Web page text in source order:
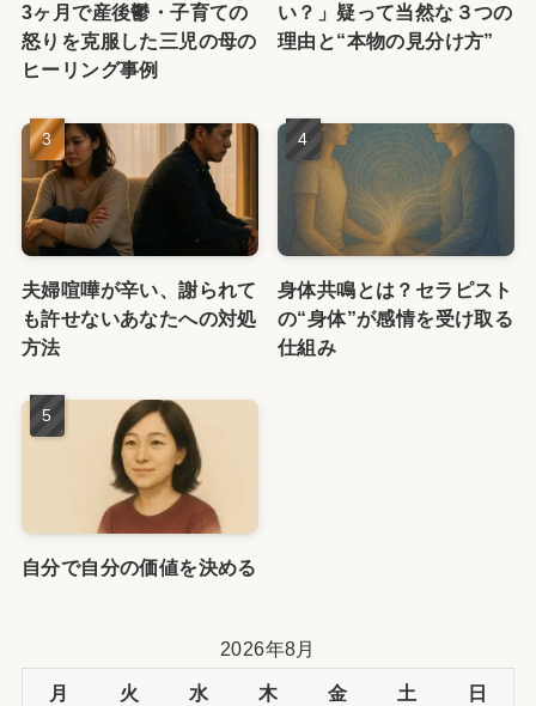
3ヶ月で産後鬱・子育ての
怒りを克服した三児の母の
ヒーリング事例
い？」疑って当然な３つの
理由と“本物の見分け方”
夫婦喧嘩が辛い、謝られて
も許せないあなたへの対処
方法
身体共鳴とは？セラピスト
の“身体”が感情を受け取る
仕組み
自分で自分の価値を決める
2026年8月
月 火 水 木 金 土 日